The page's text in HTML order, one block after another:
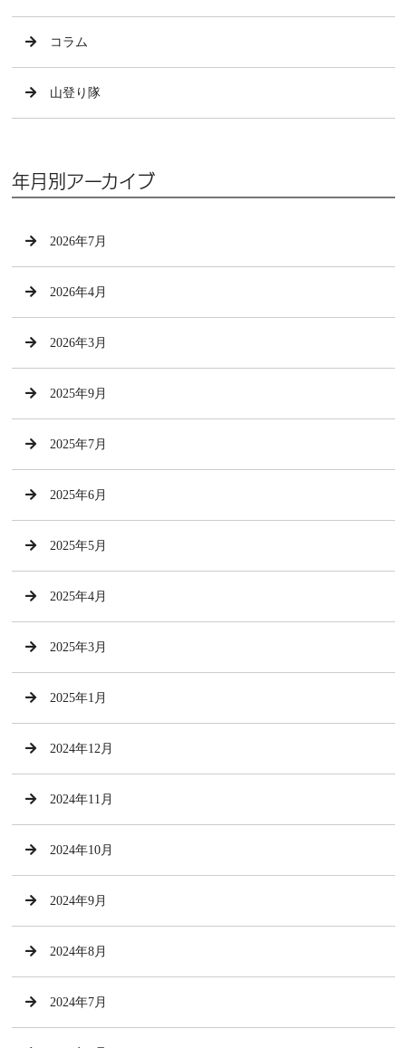
コラム
山登り隊
年月別アーカイブ
2026年7月
2026年4月
2026年3月
2025年9月
2025年7月
2025年6月
2025年5月
2025年4月
2025年3月
2025年1月
2024年12月
2024年11月
2024年10月
2024年9月
2024年8月
2024年7月